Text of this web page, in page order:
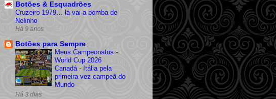
Botões & Esquadrões
Cruzeiro 1979… lá vai a bomba de
Nelinho
Há 9 anos
Botões para Sempre
Meus Campeonatos -
World Cup 2026
Canadá - Itália pela
primeira vez campeã do
Mundo
Há 3 dias